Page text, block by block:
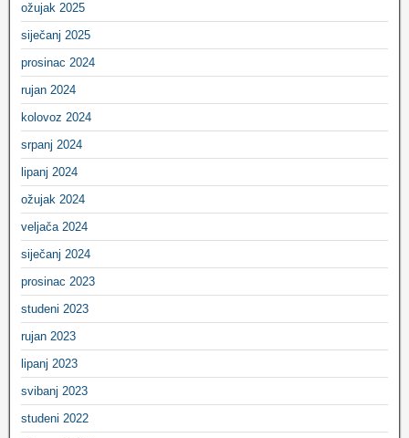
ožujak 2025
siječanj 2025
prosinac 2024
rujan 2024
kolovoz 2024
srpanj 2024
lipanj 2024
ožujak 2024
veljača 2024
siječanj 2024
prosinac 2023
studeni 2023
rujan 2023
lipanj 2023
svibanj 2023
studeni 2022